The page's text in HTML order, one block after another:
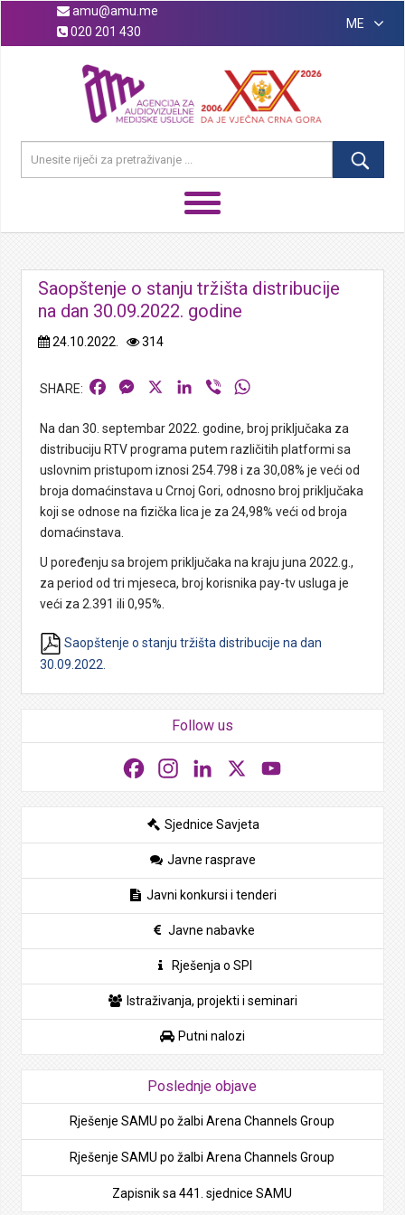
amu@amu.me
020 201 430
ME
Saopštenje o stanju tržišta distribucije
na dan 30.09.2022. godine
24.10.2022. 314
FacebookMessengerLinkedIn
Viber
Na dan 30. septembar 2022. godine, broj priključaka za
distribuciju RTV programa putem različitih platformi sa
uslovnim pristupom iznosi 254.798 i za 30,08% je veći od
broja domaćinstava u Crnoj Gori, odnosno broj priključaka
koji se odnose na fizička lica je za 24,98% veći od broja
domaćinstava.
U poređenju sa brojem priključaka na kraju juna 2022.g.,
za period od tri mjeseca, broj korisnika pay-tv usluga je
veći za 2.391 ili 0,95%.
Saopštenje o stanju tržišta distribucije na dan
30.09.2022.
Follow us
FacebookInstagramLinkedIn
Sjednice Savjeta
Javne rasprave
Javni konkursi i tenderi
Javne nabavke
Rješenja o SPI
Istraživanja, projekti i seminari
Putni nalozi
Poslednje objave
Rješenje SAMU po žalbi Arena Channels Group
Rješenje SAMU po žalbi Arena Channels Group
Zapisnik sa 441. sjednice SAMU